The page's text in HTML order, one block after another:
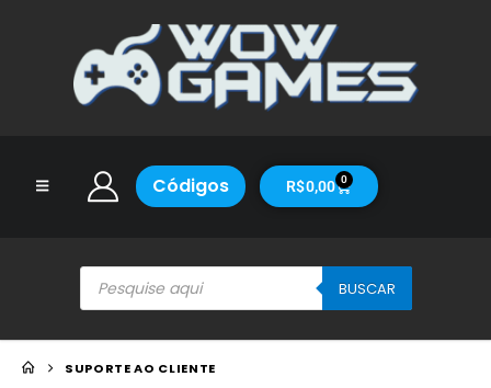
Códigos R$0,00 0
BUSCAR
SUPORTE AO CLIENTE